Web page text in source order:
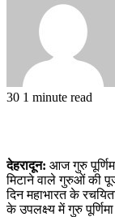
30 1 minute read
देहरादून: आज गुरु
मिटाने वाले गुरुओं की
दिन महाभारत के
के उपलक्ष्य में गुरु